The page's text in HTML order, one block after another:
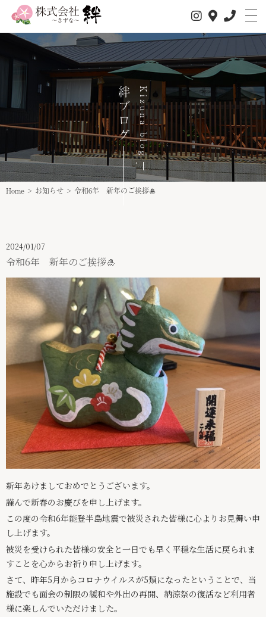
私たちについて
サービス内容
1日の流れ
事業所情報
スタッフインタビュー
求人情報
絆ブログ
お問い合わせ
パンフレット
029-875-6247
Kizuna blog
絆ブログ
Home > お知らせ > 令和6年 新年のご挨拶🎍
2024/01/07
令和6年 新年のご挨拶🎍
新年あけましておめでとうございます。
謹んで新春のお慶びを申し上げます。
この度の令和6年能登半島地震で被災された皆様に心よりお見舞い申
し上げます。
被災を受けられた皆様の安全と一日でも早く平穏な生活に戻られま
すことを心からお祈り申し上げます。
さて、昨年5月からコロナウイルスが5類になったということで、当
施設でも面会の制限の緩和や外出の再開、納涼祭の復活など利用者
様に楽しんでいただけました。